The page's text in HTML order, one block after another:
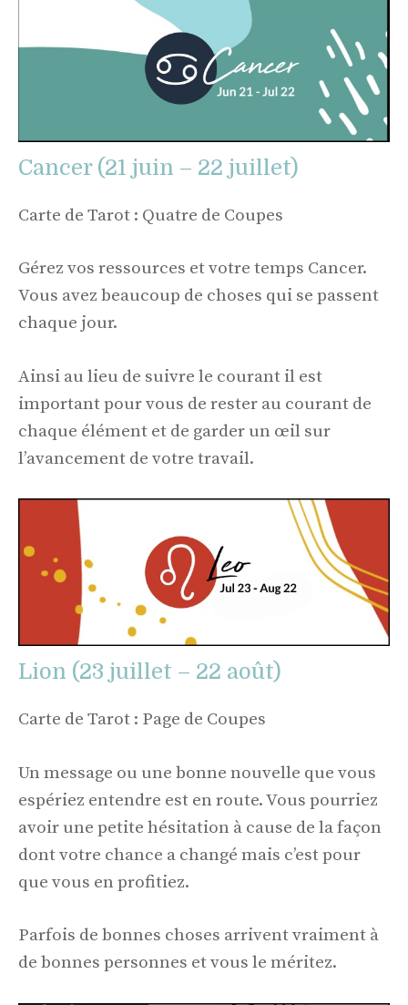
Cancer (21 juin – 22 juillet)
Carte de Tarot : Quatre de Coupes
Gérez vos ressources et votre temps Cancer.
Vous avez beaucoup de choses qui se passent
chaque jour.
Ainsi au lieu de suivre le courant il est
important pour vous de rester au courant de
chaque élément et de garder un œil sur
l’avancement de votre travail.
Lion (23 juillet – 22 août)
Carte de Tarot : Page de Coupes
Un message ou une bonne nouvelle que vous
espériez entendre est en route. Vous pourriez
avoir une petite hésitation à cause de la façon
dont votre chance a changé mais c’est pour
que vous en profitiez.
Parfois de bonnes choses arrivent vraiment à
de bonnes personnes et vous le méritez.